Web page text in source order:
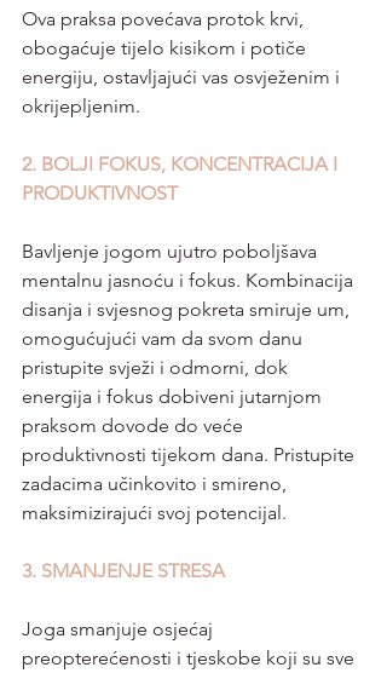
Ova praksa povećava protok krvi,
obogaćuje tijelo kisikom i potiče
energiju, ostavljajući vas osvježenim i
okrijepljenim.
2. BOLJI FOKUS, KONCENTRACIJA I
PRODUKTIVNOST
Bavljenje jogom ujutro poboljšava
mentalnu jasnoću i fokus. Kombinacija
disanja i svjesnog pokreta smiruje um,
omogućujući vam da svom danu
pristupite svježi i odmorni, dok
energija i fokus dobiveni jutarnjom
praksom dovode do veće
produktivnosti tijekom dana. Pristupite
zadacima učinkovito i smireno,
maksimizirajući svoj potencijal.
3. SMANJENJE STRESA
Joga smanjuje osjećaj
preopterećenosti i tjeskobe koji su sve